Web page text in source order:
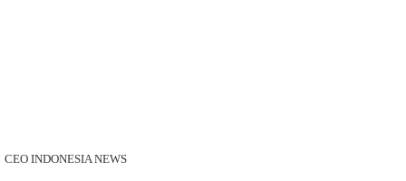
CEO INDONESIA NEWS